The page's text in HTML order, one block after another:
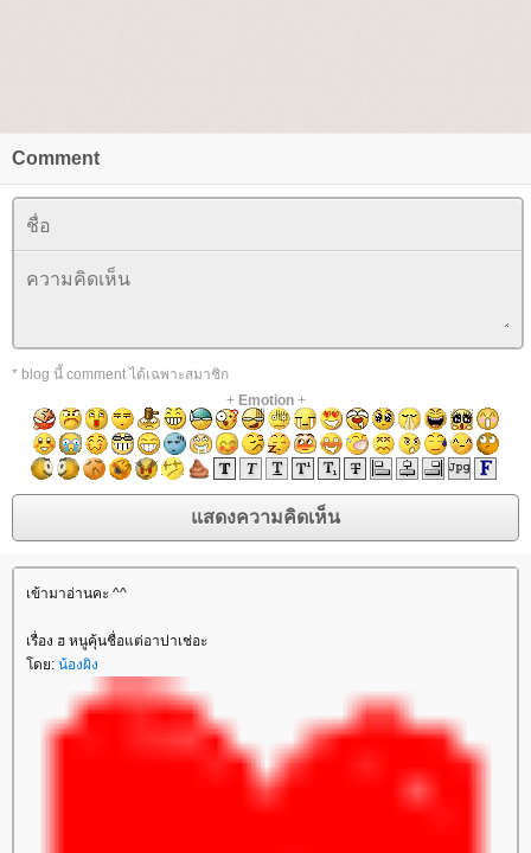
Comment
* blog นี้ comment ได้เฉพาะสมาชิก
+ Emotion+
เข้ามาอ่านคะ ^^
เรื่อง ฮ หนูคุ้นชื่อแต่อาปาเช่อะ
ดย: น้องผิง